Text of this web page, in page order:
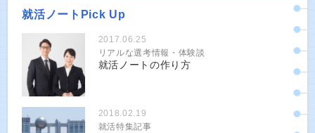
就活ノートPick Up
2017.06.25
リアルな選考情報・体験談
就活ノートの作り方
2018.02.19
就活特集記事